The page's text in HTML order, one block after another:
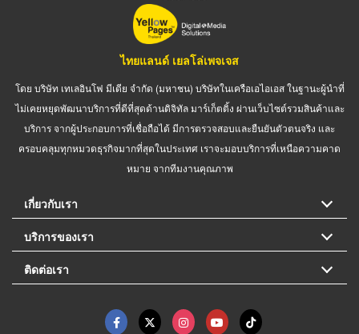
ไทยแลนด์ เยลโล่เพจเจส
โดย บริษัท เทเลอินโฟ มีเดีย จำกัด (มหาชน) บริษัทในเครือเอไอเอส ในฐานะผู้นำที่
ไม่เคยหยุดพัฒนาบริการที่ดีที่สุดด้านดิจิทัล มาร์เก็ตติ้ง ผ่านเว็บไซต์รวมสินค้าและ
บริการ จากผู้ประกอบการที่เชื่อถือได้ มีการตรวจสอบและยืนยันตัวตนจริง และ
ครอบคลุมทุกหมวดธุรกิจมากที่สุดในประเทศ เราจะมอบบริการที่เหนือความคาด
หมาย จากทีมงานคุณภาพ
เกี่ยวกับเรา
บริการของเรา
ติดต่อเรา